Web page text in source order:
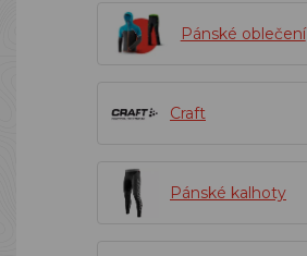
Pánské oblečení
Craft
Pánské kalhoty